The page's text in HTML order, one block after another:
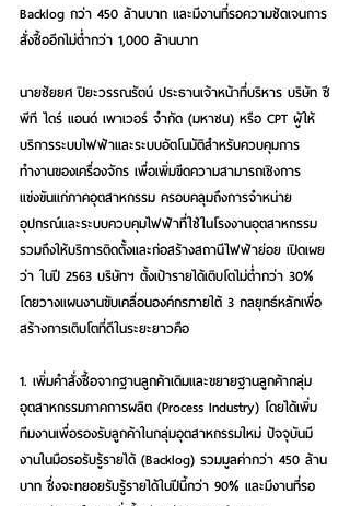
Backlog กว่า 450 ล้านบาท และมีงานที่รอความชัดเจนการ
สั่งซื้ออีกไม่ต่ำกว่า 1,000 ล้านบาท
นายชัยยศ ปิยะวรรณรัตน์ ประธานเจ้าหน้าที่บริหาร บริษัท ซี
พีที ไดร์ แอนด์ เพาเวอร์ จำกัด (มหาชน) หรือ CPT ผู้ให้
บริการระบบไฟฟ้าและระบบอัตโนมัติสำหรับควบคุมการ
ทำงานของเครื่องจักร เพื่อเพิ่มขีดความสามารถเชิงการ
แข่งขันแก่ภาคอุตสาหกรรม ครอบคลุมถึงการจำหน่าย
อุปกรณ์และระบบควบคุมไฟฟ้าที่ใช้ในโรงงานอุตสาหกรรม
รวมถึงให้บริการติดตั้งและก่อสร้างสถานีไฟฟ้าย่อย เปิดเผย
ว่า ในปี 2563 บริษัทฯ ตั้งเป้ารายได้เติบโตไม่ต่ำกว่า 30%
โดยวางแผนงานขับเคลื่อนองค์กรภายใต้ 3 กลยุทธ์หลักเพื่อ
สร้างการเติบโตที่ดีในระยะยาวคือ
1. เพิ่มคำสั่งซื้อจากฐานลูกค้าเดิมและขยายฐานลูกค้ากลุ่ม
อุตสาหกรรมภาคการผลิต (Process Industry) โดยได้เพิ่ม
ทีมงานเพื่อรองรับลูกค้าในกลุ่มอุตสาหกรรมใหม่ ปัจจุบันมี
งานในมือรอรับรู้รายได้ (Backlog) รวมมูลค่ากว่า 450 ล้าน
บาท ซึ่งจะทยอยรับรู้รายได้ในปีนี้กว่า 90% และมีงานที่รอ